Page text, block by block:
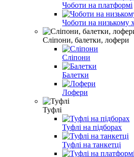
Чоботи на платформі
Чоботи на низькому
Сліпони, балетки, лофери
Сліпони
Балетки
Лофери
Туфлі
Туфлі на підборах
Туфлі на танкетці